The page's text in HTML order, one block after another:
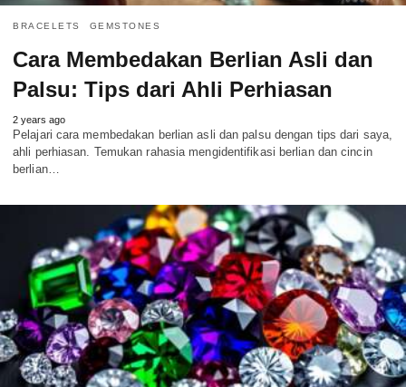
BRACELETS GEMSTONES
Cara Membedakan Berlian Asli dan
Palsu: Tips dari Ahli Perhiasan
2 years ago
Pelajari cara membedakan berlian asli dan palsu dengan tips dari saya,
ahli perhiasan. Temukan rahasia mengidentifikasi berlian dan cincin
berlian…